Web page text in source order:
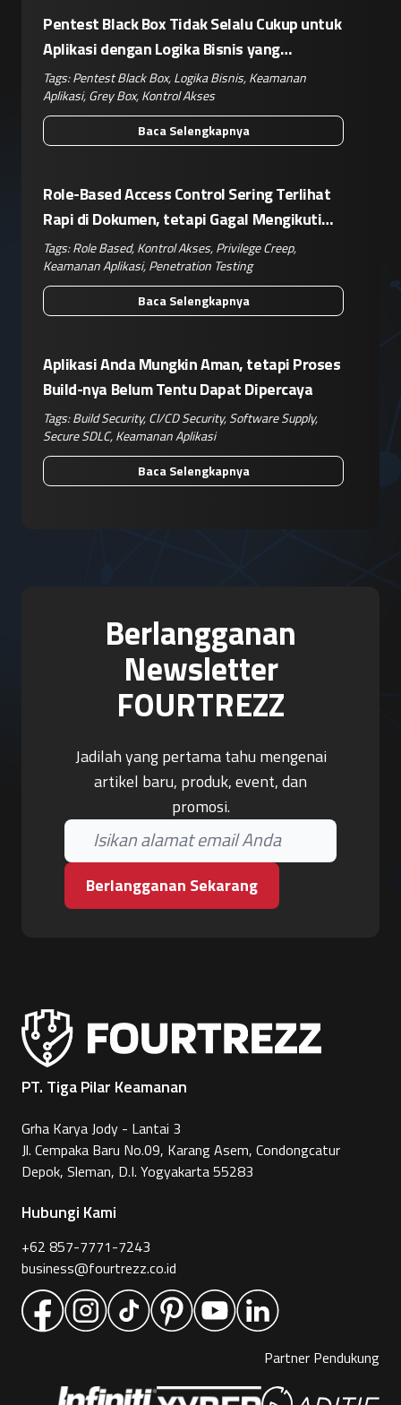
Pentest Black Box Tidak Selalu Cukup untuk
Aplikasi dengan Logika Bisnis yang
Kompleks
Tags:Pentest Black Box,Logika Bisnis,Keamanan
Aplikasi,Grey Box,Kontrol Akses
Baca Selengkapnya
Role-Based Access Control Sering Terlihat
Rapi di Dokumen, tetapi Gagal Mengikuti
Operasional Nyata
Tags:Role Based,Kontrol Akses,Privilege Creep,
Keamanan Aplikasi,Penetration Testing
Baca Selengkapnya
Aplikasi Anda Mungkin Aman, tetapi Proses
Build-nya Belum Tentu Dapat Dipercaya
Tags:Build Security,CI/CD Security,Software Supply,
Secure SDLC,Keamanan Aplikasi
Baca Selengkapnya
Berlangganan
Newsletter
FOURTREZZ
Jadilah yang pertama tahu mengenai
artikel baru, produk, event, dan
promosi.
Berlangganan Sekarang
PT. Tiga Pilar Keamanan
Grha Karya Jody - Lantai 3
Jl. Cempaka Baru No.09, Karang Asem, Condongcatur
Depok, Sleman, D.I. Yogyakarta 55283
Hubungi Kami
+62 857-7771-7243
business@fourtrezz.co.id
Partner Pendukung